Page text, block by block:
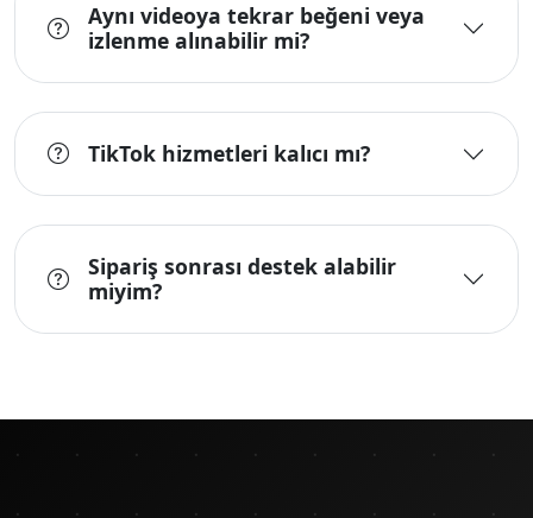
Aynı videoya tekrar beğeni veya
izlenme alınabilir mi?
TikTok hizmetleri kalıcı mı?
Sipariş sonrası destek alabilir
miyim?